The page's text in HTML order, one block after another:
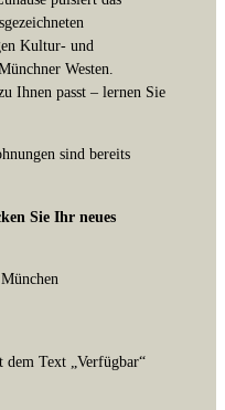
Kultur- und
Westen.
Ihnen passt – lernen Sie
sind bereits
Sie Ihr neues